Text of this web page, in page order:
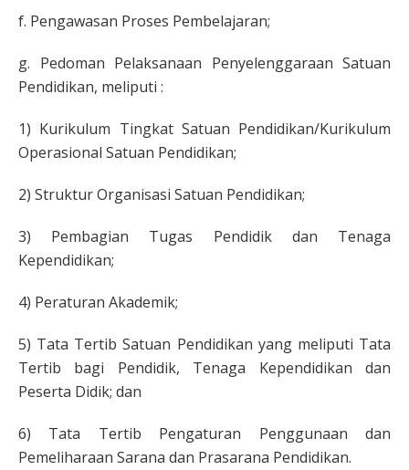
f. Pengawasan Proses Pembelajaran;
g. Pedoman Pelaksanaan Penyelenggaraan Satuan
Pendidikan, meliputi :
1) Kurikulum Tingkat Satuan Pendidikan/Kurikulum
Operasional Satuan Pendidikan;
2) Struktur Organisasi Satuan Pendidikan;
3) Pembagian Tugas Pendidik dan Tenaga
Kependidikan;
4) Peraturan Akademik;
5) Tata Tertib Satuan Pendidikan yang meliputi Tata
Tertib bagi Pendidik, Tenaga Kependidikan dan
Peserta Didik; dan
6) Tata Tertib Pengaturan Penggunaan dan
Pemeliharaan Sarana dan Prasarana Pendidikan.